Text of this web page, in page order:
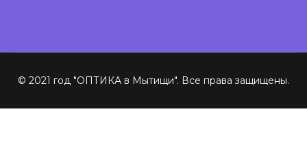
© 2021 год "ОПТИКА в Мытищи". Все права защищены.